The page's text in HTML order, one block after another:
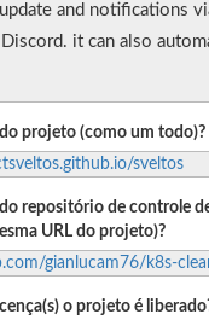
and notifications
it can also
projeto (como um todo)?
sveltos
repositório de controle
URL do projeto)?
gianlucam76/k8s-
o projeto é